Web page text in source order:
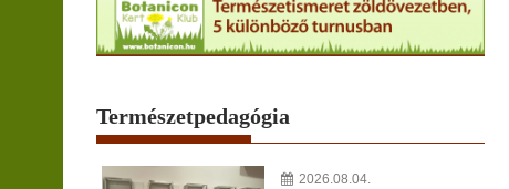
Természetpedagógia
2026.08.04.